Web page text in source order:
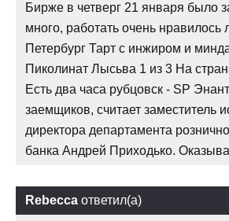
Бирже в четверг 21 января было
много, работать очень нравилось
Петербург Тарт с инжиром и
Пиколинат Лысьва 1 из 3 На
Есть два часа рубцовск - SP
заемщиков, считает заместитель
директора департамента
банка Андрей Приходько.
Rebecca ответил(а)